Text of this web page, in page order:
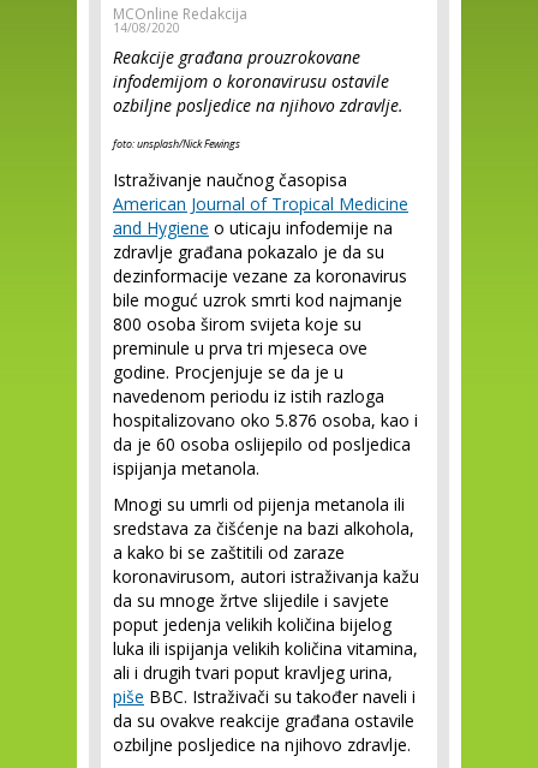
MCOnline Redakcija
14/08/2020
Reakcije građana prouzrokovane
infodemijom o koronavirusu ostavile
ozbiljne posljedice na njihovo zdravlje.
foto: unsplash/Nick Fewings
Istraživanje naučnog časopisa
American Journal of Tropical Medicine
and Hygiene o uticaju infodemije na
zdravlje građana pokazalo je da su
dezinformacije vezane za koronavirus
bile moguć uzrok smrti kod najmanje
800 osoba širom svijeta koje su
preminule u prva tri mjeseca ove
godine. Procjenjuje se da je u
navedenom periodu iz istih razloga
hospitalizovano oko 5.876 osoba, kao i
da je 60 osoba oslijepilo od posljedica
ispijanja metanola.
Mnogi su umrli od pijenja metanola ili
sredstava za čišćenje na bazi alkohola,
a kako bi se zaštitili od zaraze
koronavirusom, autori istraživanja kažu
da su mnoge žrtve slijedile i savjete
poput jedenja velikih količina bijelog
luka ili ispijanja velikih količina vitamina,
ali i drugih tvari poput kravljeg urina,
piše BBC. Istraživači su također naveli i
da su ovakve reakcije građana ostavile
ozbiljne posljedice na njihovo zdravlje.